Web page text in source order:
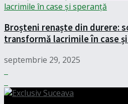
Broșteni renaște din durere:
transformă lacrimile în case
septembrie 29, 2025